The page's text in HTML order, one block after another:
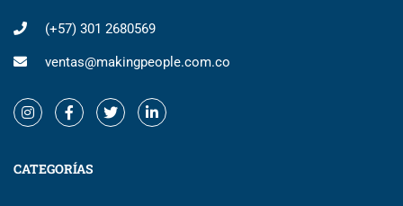
(+57) 301 2680569
ventas@makingpeople.com.co
CATEGORÍAS